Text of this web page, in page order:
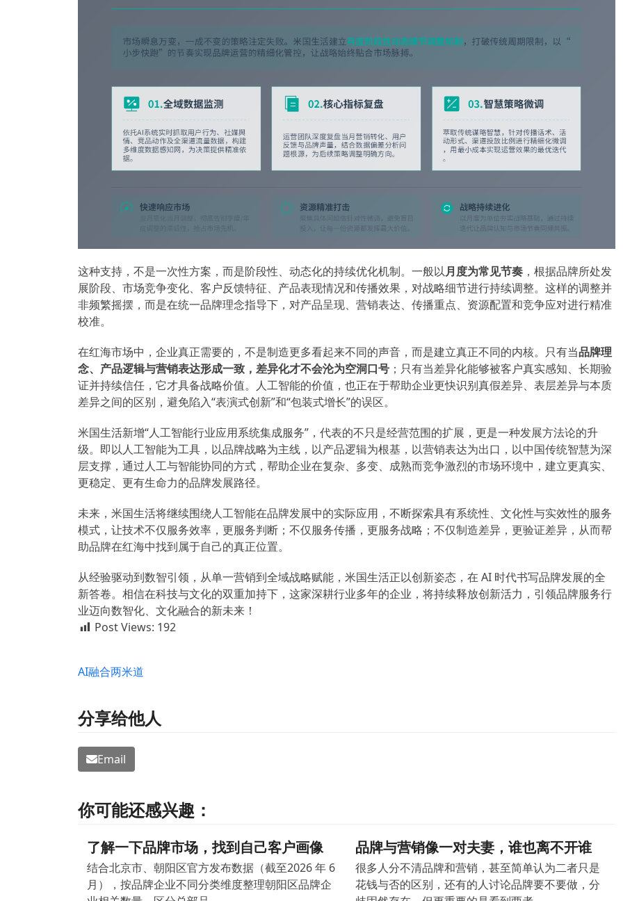
这种支持，不是一次性方案，而是阶段性、动态化的持续优化机制。一般以月度为常见节奏 ，根据品牌所处发
展阶段、市场竞争变化、客户反馈特征、产品表现情况和传播效果，对战略细节进行持续调整。这样的调整并
非频繁摇摆，而是在统一品牌理念指导下，对产品呈现、营销表达、传播重点、资源配置和竞争应对进行精准
校准。
在红海市场中，企业真正需要的，不是制造更多看起来不同的声音，而是建立真正不同的内核。只有当品牌理
念、产品逻辑与营销表达形成一致，差异化才不会沦为空洞口号 ；只有当差异化能够被客户真实感知、长期验
证并持续信任，它才具备战略价值。人工智能的价值，也正在于帮助企业更快识别真假差异、表层差异与本质
差异之间的区别，避免陷入“表演式创新”和“包装式增长”的误区。
米国生活新增“人工智能行业应用系统集成服务”，代表的不只是经营范围的扩展，更是一种发展方法论的升
级。即以人工智能为工具，以品牌战略为主线，以产品逻辑为根基，以营销表达为出口，以中国传统智慧为深
层支撑，通过人工与智能协同的方式，帮助企业在复杂、多变、成熟而竞争激烈的市场环境中，建立更真实、
更稳定、更有生命力的品牌发展路径。
未来，米国生活将继续围绕人工智能在品牌发展中的实际应用，不断探索具有系统性、文化性与实效性的服务
模式，让技术不仅服务效率，更服务判断；不仅服务传播，更服务战略；不仅制造差异，更验证差异，从而帮
助品牌在红海中找到属于自己的真正位置。
从经验驱动到数智引领，从单一营销到全域战略赋能，米国生活正以创新姿态，在 AI 时代书写品牌发展的全
新答卷。相信在科技与文化的双重加持下，这家深耕行业多年的企业，将持续释放创新活力，引领品牌服务行
业迈向数智化、文化融合的新未来！
Post Views: 192
AI融合两米道
分享给他人
Email
你可能还感兴趣：
了解一下品牌市场，找到自己客户画像
结合北京市、朝阳区官方发布数据（截至2026 年 6
月），按品牌企业不同分类维度整理朝阳区品牌企
品牌与营销像一对夫妻，谁也离不开谁
很多人分不清品牌和营销，甚至简单认为二者只是
花钱与否的区别，还有的人讨论品牌要不要做，分